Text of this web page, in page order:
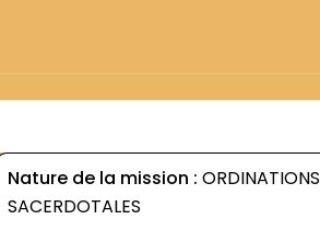
Nature de la mission : ORDINATIONS
SACERDOTALES